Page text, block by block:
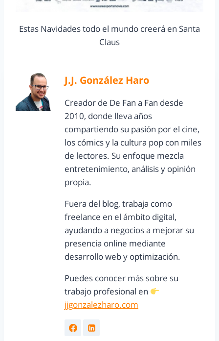
Estas Navidades todo el mundo creerá en Santa
Claus
J.J. González Haro
Creador de De Fan a Fan desde
2010, donde lleva años
compartiendo su pasión por el cine,
los cómics y la cultura pop con miles
de lectores. Su enfoque mezcla
entretenimiento, análisis y opinión
propia.
Fuera del blog, trabaja como
freelance en el ámbito digital,
ayudando a negocios a mejorar su
presencia online mediante
desarrollo web y optimización.
Puedes conocer más sobre su
trabajo profesional en
jjgonzalezharo.com